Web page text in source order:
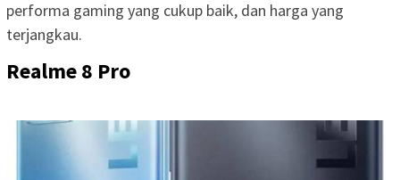
performa gaming yang cukup baik, dan harga yang
terjangkau.
Realme 8 Pro